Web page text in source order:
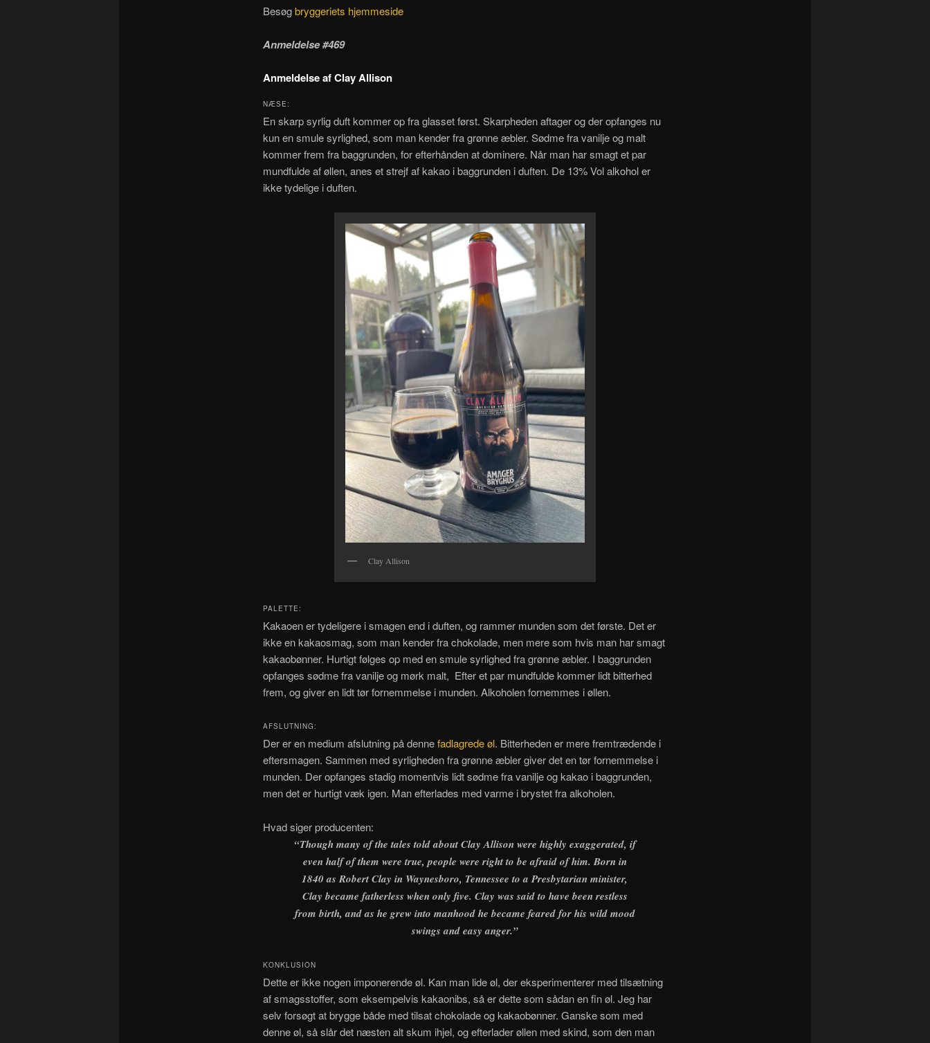
Besøgbryggeriets hjemmeside
Anmeldelse #469
Anmeldelse af Clay Allison
NÆSE:
En skarp syrlig duft kommer op fra glasset først. Skarpheden aftager og der opfanges nu
kun en smule syrlighed, som man kender fra grønne æbler. Sødme fra vanilje og malt
kommer frem fra baggrunden, for efterhånden at dominere. Når man har smagt et par
mundfulde af øllen, anes et strejf af kakao i baggrunden i duften. De 13% Vol alkohol er
ikke tydelige i duften.
Clay Allison
PALETTE:
Kakaoen er tydeligere i smagen end i duften, og rammer munden som det første. Det er
ikke en kakaosmag, som man kender fra chokolade, men mere som hvis man har smagt
kakaobønner. Hurtigt følges op med en smule syrlighed fra grønne æbler. I baggrunden
opfanges sødme fra vanilje og mørk malt, Efter et par mundfulde kommer lidt bitterhed
frem, og giver en lidt tør fornemmelse i munden. Alkoholen fornemmes i øllen.
AFSLUTNING:
Der er en medium afslutning på dennefadlagrede øl. Bitterheden er mere fremtrædende i
eftersmagen. Sammen med syrligheden fra grønne æbler giver det en tør fornemmelse i
munden. Der opfanges stadig momentvis lidt sødme fra vanilje og kakao i baggrunden,
men det er hurtigt væk igen. Man efterlades med varme i brystet fra alkoholen.
Hvad siger producenten:
“Though many of the tales told about Clay Allison were highly exaggerated, if
even half of them were true, people were right to be afraid of him. Born in
1840 as Robert Clay in Waynesboro, Tennessee to a Presbytarian minister,
Clay became fatherless when only five. Clay was said to have been restless
from birth, and as he grew into manhood he became feared for his wild mood
swings and easy anger.”
KONKLUSION
Dette er ikke nogen imponerende øl. Kan man lide øl, der eksperimenterer med tilsætning
af smagsstoffer, som eksempelvis kakaonibs, så er dette som sådan en fin øl. Jeg har
selv forsøgt at brygge både med tilsat chokolade og kakaobønner. Ganske som med
denne øl, så slår det næsten alt skum ihjel, og efterlader øllen med skind, som den man